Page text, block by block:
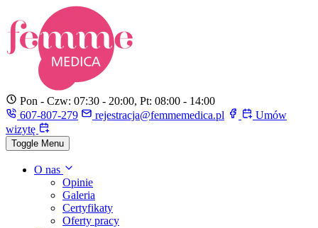
Pon - Czw: 07:30 - 20:00, Pt: 08:00 - 14:00
607-807-279
rejestracja@femmemedica.pl
Umów
wizytę
Toggle Menu
O nas
Opinie
Galeria
Certyfikaty
Oferty pracy